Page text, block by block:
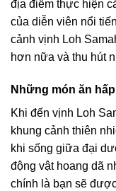
địa điểm thực hiện
của diễn viên nổi
cảnh vịnh Loh
hơn nữa và thu hút
Những món ăn
Khi đến vịnh Loh
khung cảnh thiên
khi sống giữa đại
động vật hoang dã
chính là bạn sẽ